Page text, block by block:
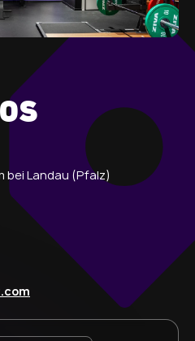
bei Landau (Pfalz)